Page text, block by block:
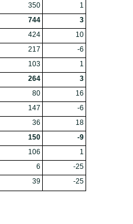
350
1
744
3
424
10
217
-6
103
1
264
3
80
16
147
-6
36
18
150
-9
106
1
6
-25
39 -25